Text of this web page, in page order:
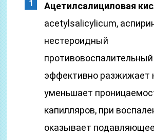
Ацетилсалициловая
acetylsalicylicum,
нестероидный
эффективно разжижает
уменьшает
капилляров, при
оказывает